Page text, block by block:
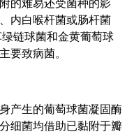
的难易还受菌种的影
内白喉杆菌或肠杆菌
链球菌和金黄葡萄球
要致病菌。
产生的葡萄球菌凝固酶
细菌均借助已黏附于瓣